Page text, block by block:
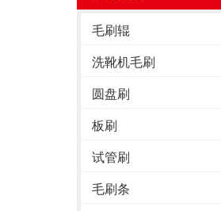
毛刷辊
洗靴机毛刷
圆盘刷
板刷
试管刷
毛刷条